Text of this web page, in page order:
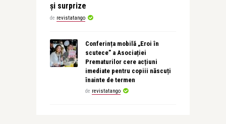
și surprize
de revistatango
Conferința mobilă „Eroi în
scutece” a Asociației
Prematurilor cere acțiuni
imediate pentru copiii născuți
înainte de termen
de revistatango